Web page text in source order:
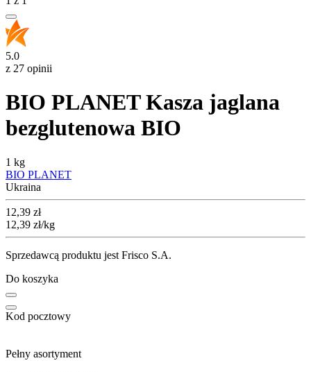
5.0
z 27 opinii
BIO PLANET Kasza jaglana
bezglutenowa BIO
1 kg
BIO PLANET
Ukraina
Cena
12,39 zł
12,39 zł/kg
Sprzedawcą produktu jest Frisco S.A.
Do koszyka
Kod pocztowy
Pełny asortyment